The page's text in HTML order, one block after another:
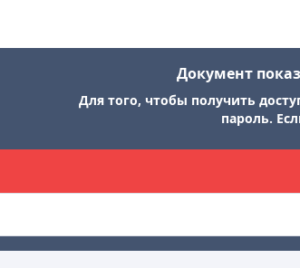
Документ
Для того, чтобы получить
пароль.